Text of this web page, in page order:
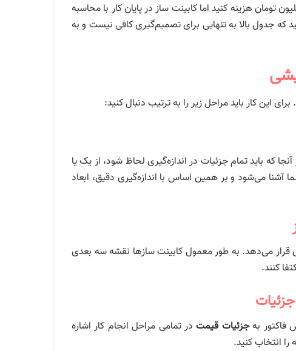
که جدول بالا به تنهایی برای تصمیم‌گیری کافی نیست و به
این کار باید مراحل زیر را به ترتیب دنبال کنید:
که باید تمام جزئیات در اندازه‌گیری لحاظ شود، از یک یا
آشنا می‌شود و بر همین اساس با اندازه‌گیری دقیق، ابعاد
قرار می‌دهد. به طور معمول کابینت سازها نقشه سه ‌بعدی
کنند.
‌فاکتور بهجزئیات قیمتدر تمامی مراحل انجام کار اشاره
انتخاب کنید.